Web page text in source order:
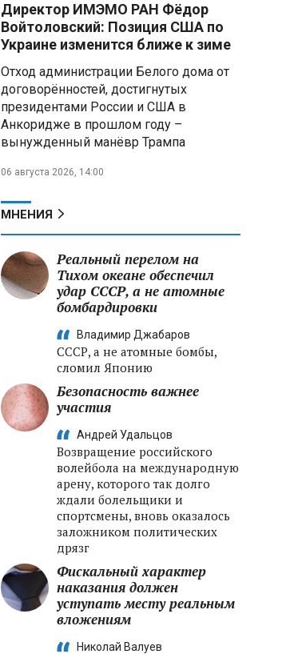
Директор ИМЭМО РАН Фёдор
Войтоловский: Позиция США по
Украине изменится ближе к зиме
Отход администрации Белого дома от
договорённостей, достигнутых
президентами России и США в
Анкоридже в прошлом году –
вынужденный манёвр Трампа
06 августа 2026, 14:00
МНЕНИЯ
Реальный перелом на
Тихом океане обеспечил
удар СССР, а не атомные
бомбардировки
Владимир Джабаров
СССР, а не атомные бомбы,
сломил Японию
Безопасность важнее
участия
Андрей Удальцов
Возвращение российского
волейбола на международную
арену, которого так долго
ждали болельщики и
спортсмены, вновь оказалось
заложником политических
дрязг
Фискальный характер
наказания должен
уступать месту реальным
вложениям
Николай Валуев